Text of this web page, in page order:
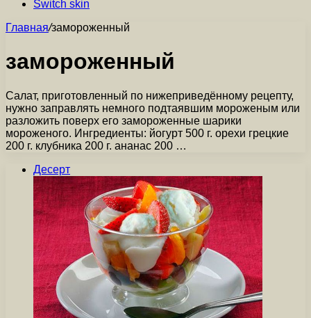
Switch skin
Главная/замороженный
замороженный
Салат, приготовленный по нижеприведённому рецепту,
нужно заправлять немного подтаявшим мороженым или
разложить поверх его замороженные шарики
мороженого. Ингредиенты: йогурт 500 г. орехи грецкие
200 г. клубника 200 г. ананас 200 …
Десерт